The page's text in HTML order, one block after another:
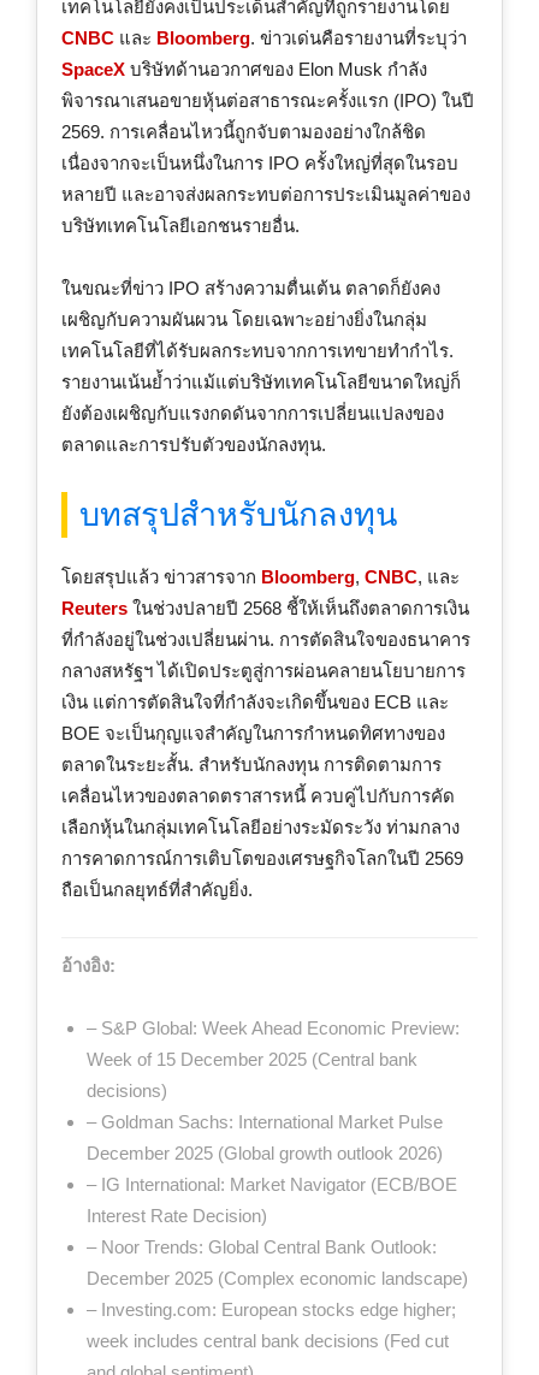
เทคโนโลยียังคงเป็นประเด็นสำคัญที่ถูกรายงานโดย
CNBC และ Bloomberg. ข่าวเด่นคือรายงานที่ระบุว่า
SpaceX บริษัทด้านอวกาศของ Elon Musk กำลัง
พิจารณาเสนอขายหุ้นต่อสาธารณะครั้งแรก (IPO) ในปี
2569. การเคลื่อนไหวนี้ถูกจับตามองอย่างใกล้ชิด
เนื่องจากจะเป็นหนึ่งในการ IPO ครั้งใหญ่ที่สุดในรอบ
หลายปี และอาจส่งผลกระทบต่อการประเมินมูลค่าของ
บริษัทเทคโนโลยีเอกชนรายอื่น.
ในขณะที่ข่าว IPO สร้างความตื่นเต้น ตลาดก็ยังคง
เผชิญกับความผันผวน โดยเฉพาะอย่างยิ่งในกลุ่ม
เทคโนโลยีที่ได้รับผลกระทบจากการเทขายทำกำไร.
รายงานเน้นย้ำว่าแม้แต่บริษัทเทคโนโลยีขนาดใหญ่ก็
ยังต้องเผชิญกับแรงกดดันจากการเปลี่ยนแปลงของ
ตลาดและการปรับตัวของนักลงทุน.
บทสรุปสำหรับนักลงทุน
โดยสรุปแล้ว ข่าวสารจาก Bloomberg, CNBC, และ
Reuters ในช่วงปลายปี 2568 ชี้ให้เห็นถึงตลาดการเงิน
ที่กำลังอยู่ในช่วงเปลี่ยนผ่าน. การตัดสินใจของธนาคาร
กลางสหรัฐฯ ได้เปิดประตูสู่การผ่อนคลายนโยบายการ
เงิน แต่การตัดสินใจที่กำลังจะเกิดขึ้นของ ECB และ
BOE จะเป็นกุญแจสำคัญในการกำหนดทิศทางของ
ตลาดในระยะสั้น. สำหรับนักลงทุน การติดตามการ
เคลื่อนไหวของตลาดตราสารหนี้ ควบคู่ไปกับการคัด
เลือกหุ้นในกลุ่มเทคโนโลยีอย่างระมัดระวัง ท่ามกลาง
การคาดการณ์การเติบโตของเศรษฐกิจโลกในปี 2569
ถือเป็นกลยุทธ์ที่สำคัญยิ่ง.
อ้างอิง:
– S&P Global: Week Ahead Economic Preview:
Week of 15 December 2025 (Central bank
decisions)
– Goldman Sachs: International Market Pulse
December 2025 (Global growth outlook 2026)
– IG International: Market Navigator (ECB/BOE
Interest Rate Decision)
– Noor Trends: Global Central Bank Outlook:
December 2025 (Complex economic landscape)
– Investing.com: European stocks edge higher;
week includes central bank decisions (Fed cut